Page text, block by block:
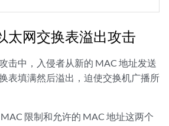
太网交换表溢出攻击
击中，入侵者从新的 MAC 地址发送
表填满然后溢出，迫使交换机广播所
限制和允许的 MAC 地址这两个